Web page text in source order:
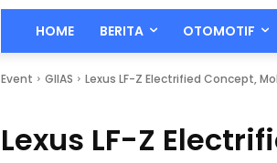
HOME BERITA OTOMOTIF
Event GIIAS Lexus LF-Z Electrified Concept,
Lexus LF-Z